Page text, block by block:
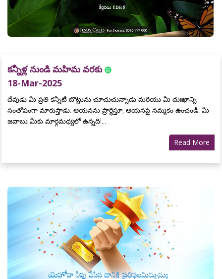
కన్నీళ్ల నుండి మహిమ వరకు
18-Mar-2025
దేవుడు మీ ప్రతి కన్నీటి బొట్టును చూచుచున్నాడు మరియు మీ దుఃఖాన్ని
సంతోషంగా మారుస్తాడు. ఆయనను ప్రార్థిస్తూ, ఆయనపై నమ్మకం ఉంచండి. మీ
జవాబు మీకు మార్గమధ్యలో ఉన్నది!...
Read More